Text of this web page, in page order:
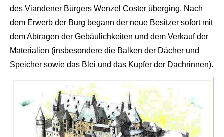
des Viandener Bürgers Wenzel Coster überging. Nach
dem Erwerb der Burg begann der neue Besitzer sofort mit
dem Abtragen der Gebäulichkeiten und dem Verkauf der
Materialien (insbesondere die Balken der Dächer und
Speicher sowie das Blei und das Kupfer der Dachrinnen).